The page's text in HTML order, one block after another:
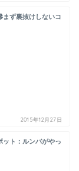
まず裏抜けしないコ
2015年12月27日
ット：ルンバがやっ